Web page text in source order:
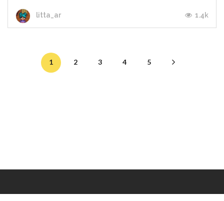
litta_ar 1.4k
1 2 3 4 5